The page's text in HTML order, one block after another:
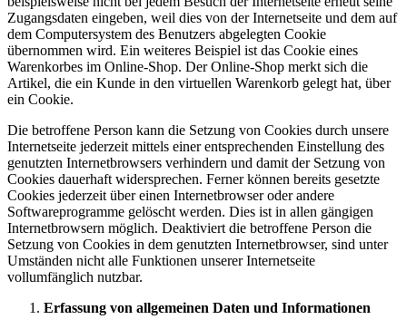
Zugangsdaten eingeben, weil dies von der Internetseite und dem auf
dem Computersystem des Benutzers abgelegten Cookie
übernommen wird. Ein weiteres Beispiel ist das Cookie eines
Warenkorbes im Online-Shop. Der Online-Shop merkt sich die
Artikel, die ein Kunde in den virtuellen Warenkorb gelegt hat, über
ein Cookie.
Die betroffene Person kann die Setzung von Cookies durch unsere
Internetseite jederzeit mittels einer entsprechenden Einstellung des
genutzten Internetbrowsers verhindern und damit der Setzung von
Cookies dauerhaft widersprechen. Ferner können bereits gesetzte
Cookies jederzeit über einen Internetbrowser oder andere
Softwareprogramme gelöscht werden. Dies ist in allen gängigen
Internetbrowsern möglich. Deaktiviert die betroffene Person die
Setzung von Cookies in dem genutzten Internetbrowser, sind unter
Umständen nicht alle Funktionen unserer Internetseite
vollumfänglich nutzbar.
Erfassung von allgemeinen Daten und Informationen